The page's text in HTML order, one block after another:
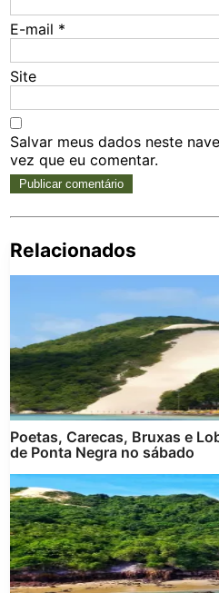
E-mail *
Site
Salvar meus dados neste
vez que eu comentar.
Relacionados
Poetas, Carecas, Bruxas e
de Ponta Negra no sábado